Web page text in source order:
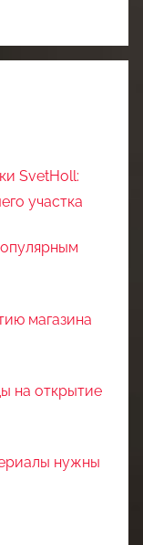
SvetHoll:
участка
магазина
на открытие
нужны